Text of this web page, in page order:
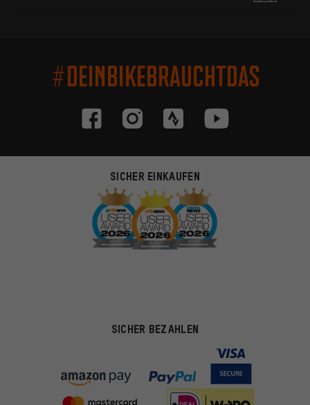
#DEINBIKEBRAUCHTDAS
SICHER EINKAUFEN
SICHER BEZAHLEN